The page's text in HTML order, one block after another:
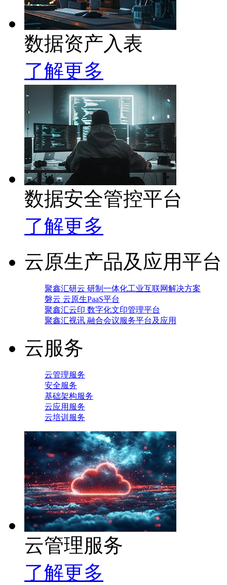
数据资产入表
了解更多
数据安全管控平台
了解更多
云原生产品及应用平台
聚鑫汇研云 研制一体化工业互联网解决方案
磐云 云原生PaaS平台
聚鑫汇云印 数字化文印管理平台
聚鑫汇视讯 融合会议服务平台及应用
云服务
云管理服务
安全服务
基础架构服务
云应用服务
云培训服务
云管理服务
了解更多